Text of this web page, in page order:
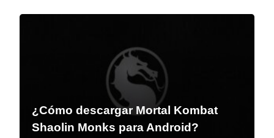
¿Cómo descargar Mortal Kombat
Shaolin Monks para Android?